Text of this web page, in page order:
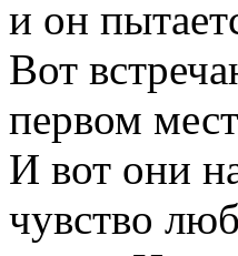
и он
Вот
первом
И вот они
чувство